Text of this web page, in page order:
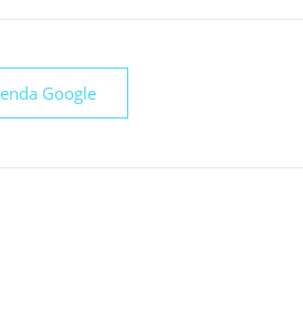
Google